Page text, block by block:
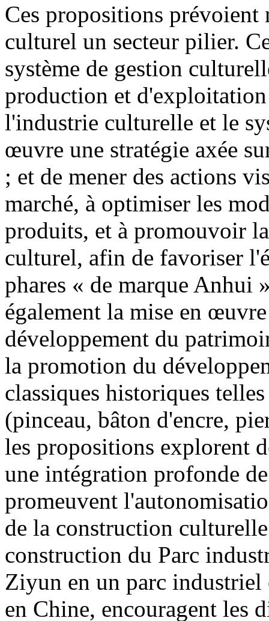
Ces propositions
culturel un secteur pilier.
système de gestion
production et
l'industrie culturelle et le
œuvre une stratégie axée
; et de mener des actions
marché, à optimiser les
produits, et à promouvoir
culturel, afin de favoriser
phares « de marque Anhui
également la mise en
développement du
la promotion du
classiques historiques
(pinceau, bâton d'encre,
les propositions explorent
une intégration profonde
promeuvent
de la construction
construction du Parc
Ziyun en un parc
en Chine, encouragent les